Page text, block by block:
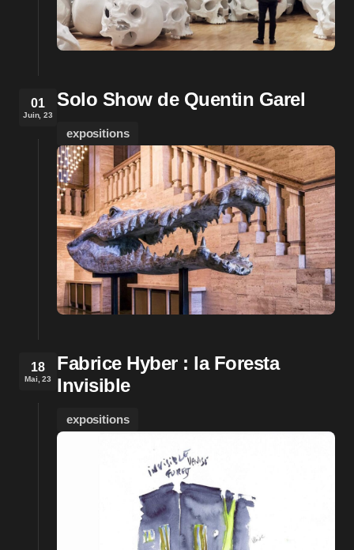
01
Juin, 23
Solo Show de Quentin Garel
expositions
18
Mai, 23
Fabrice Hyber : la Foresta
Invisible
expositions